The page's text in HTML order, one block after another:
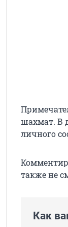
шахмат. В
личного
также не
Как